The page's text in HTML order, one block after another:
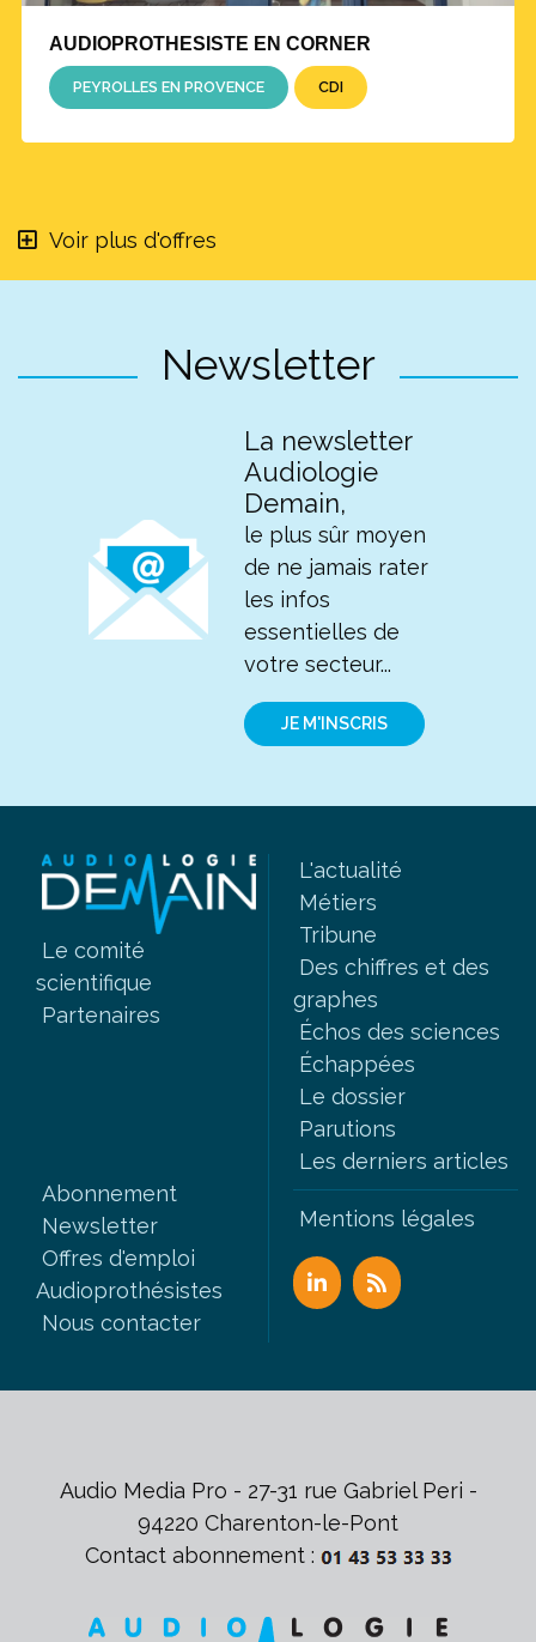
AUDIOPROTHESISTE EN CORNER
PEYROLLES EN PROVENCE CDI
Voir plus d'offres
Newsletter
La newsletter
Audiologie
Demain,
le plus sûr moyen
de ne jamais rater
les infos
essentielles de
votre secteur...
JE M'INSCRIS
Le comité
scientifique
Partenaires
L'actualité
Métiers
Tribune
Des chiffres et des
graphes
Échos des sciences
Échappées
Le dossier
Parutions
Les derniers articles
Abonnement
Newsletter
Offres d'emploi
Audioprothésistes
Nous contacter
Mentions légales
Audio Media Pro - 27-31 rue Gabriel Peri -
94220 Charenton-le-Pont
Contact abonnement :